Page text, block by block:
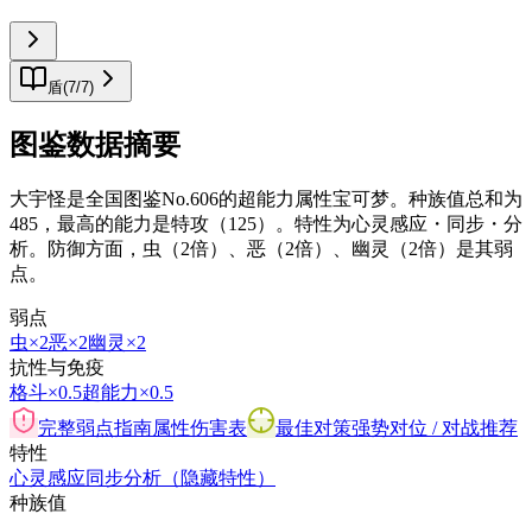
盾(7/7)
图鉴数据摘要
大宇怪是全国图鉴No.606的超能力属性宝可梦。种族值总和为
485，最高的能力是特攻（125）。特性为心灵感应・同步・分
析。防御方面，虫（2倍）、恶（2倍）、幽灵（2倍）是其弱
点。
弱点
虫×2恶×2幽灵 ×2
抗性与免疫
格斗×0.5超能力×0.5
完整弱点指南属性伤害表 最佳对策强势对位 / 对战推荐
特性
心灵感应同步分析 （隐藏特性）
种族值